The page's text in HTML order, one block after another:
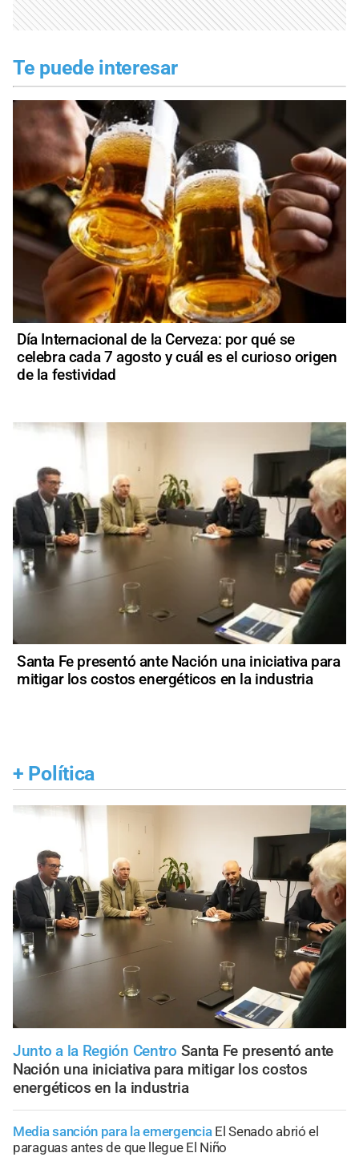
Te puede interesar
Día Internacional de la Cerveza: por qué se
celebra cada 7 agosto y cuál es el curioso origen
de la festividad
Santa Fe presentó ante Nación una iniciativa para
mitigar los costos energéticos en la industria
+ Política
Junto a la Región Centro Santa Fe presentó ante
Nación una iniciativa para mitigar los costos
energéticos en la industria
Media sanción para la emergencia El Senado abrió el
paraguas antes de que llegue El Niño